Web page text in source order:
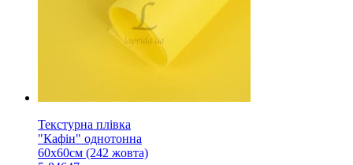
Текстурна плівка
"Кафін" однотонна
60х60см (242 жовта)